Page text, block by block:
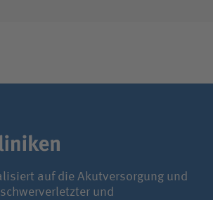
auf die Akutversorgung und
und